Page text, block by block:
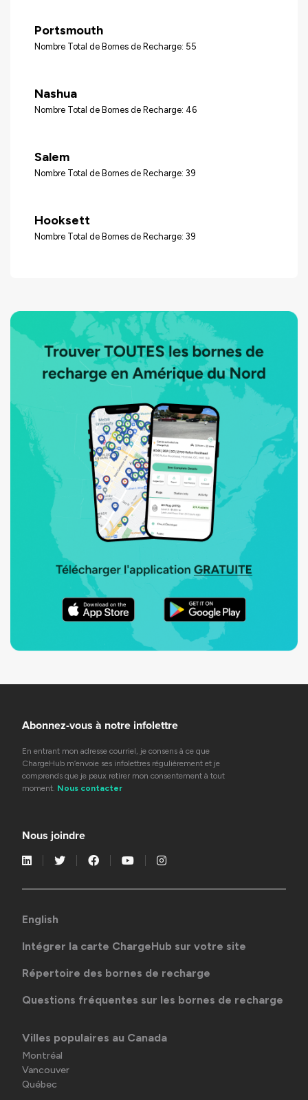
Portsmouth
Nombre Total de Bornes de Recharge: 55
Nashua
Nombre Total de Bornes de Recharge: 46
Salem
Nombre Total de Bornes de Recharge: 39
Hooksett
Nombre Total de Bornes de Recharge: 39
Abonnez-vous à notre infolettre
En entrant mon adresse courriel, je consens à ce que
ChargeHub m’envoie ses infolettres régulièrement et je
comprends que je peux retirer mon consentement à tout
moment. Nous contacter
Nous joindre
English
Intégrer la carte ChargeHub sur votre site
Répertoire des bornes de recharge
Questions fréquentes sur les bornes de recharge
Villes populaires au Canada
Montréal
Vancouver
Québec